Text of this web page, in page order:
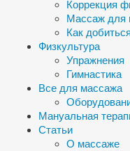
Коррекция
Массаж для
Как
Физкультура
Упражнения
Гимнастика
Все для массажа
Мануальная
Статьи
О массаже